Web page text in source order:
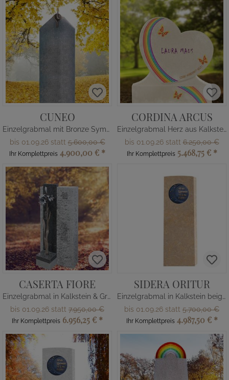
CUNEO
Einzelgrabmal mit Bronze Symbol Unendlichkeit
bis 01.09.26 statt5.600,00 €
Ihr Komplettpreis 4.900,00 € *
CORDINA ARCUS
Einzelgrabmal Herz aus Kalkstein
bis 01.09.26 statt6.250,00 €
Ihr Komplettpreis 5.468,75 € *
CASERTA FIORE
Einzelgrabmal in Kalkstein & Granit
bis 01.09.26 statt 7.950,00 €
Ihr Komplettpreis 6.956,25 € *
SIDERA ORITUR
Einzelgrabmal in Kalkstein beige - Bronze Ornament: Mond & Sterne
bis 01.09.26 statt 5.700,00 €
Ihr Komplettpreis 4.987,50 € *